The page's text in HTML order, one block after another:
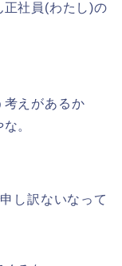
正社員(わたし)の
考えがあるか
。
し訳ないなって